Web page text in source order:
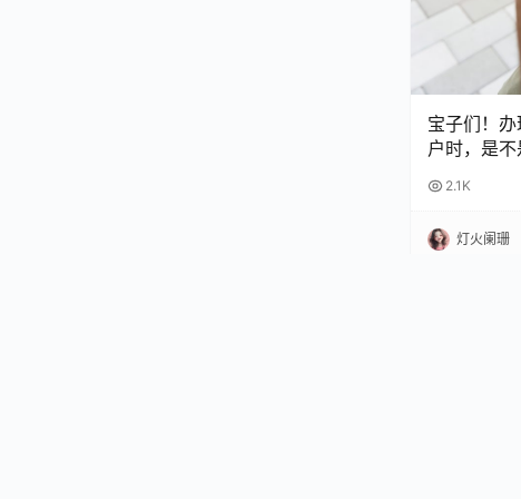
宝子们！
户时，是
完再也不怕
2.1K
灯火阑珊